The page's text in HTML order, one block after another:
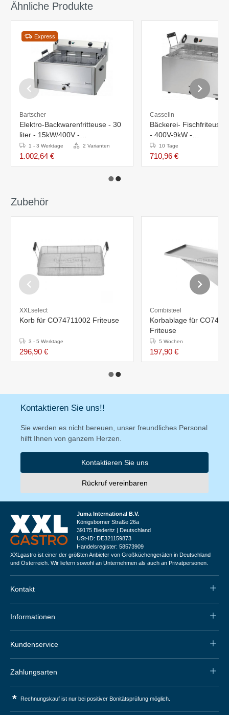
Ähnliche Produkte
Express
Bartscher
Elektro-Backwarenfritteuse - 30
liter - 15kW/400V -
660x650x(h)410mm
1 - 3 Werktage 2 Varianten
1.002,64 €
Casselin
Bäckerei- Fischfriteuse - 16 liter
- 400V-9kW -
540x450x(h)370mm
10 Tage
710,96 €
Zubehör
XXLselect
Korb für CO74711002 Friteuse
3 - 5 Werktage
296,90 €
Combisteel
Korbablage für
Friteuse
5 Wochen
197,90 €
Kontaktieren Sie uns!!
Sie werden es nicht bereuen, unser freundliches Personal
hilft Ihnen von ganzem Herzen.
Kontaktieren Sie uns
Rückruf vereinbaren
Juma International B.V.
Königsborner Straße 26a
39175 Biederitz | Deutschland
USt-ID: DE321159873
Handelsregister: 58573909
XXLgastro ist einer der größten Anbieter von Großküchengeräten in Deutschland
und Österreich. Wir liefern sowohl an Unternehmen als auch an Privatpersonen.
Kontakt
Informationen
Kundenservice
Zahlungsarten
* Rechnungskauf ist nur bei positiver Bonitätsprüfung möglich.